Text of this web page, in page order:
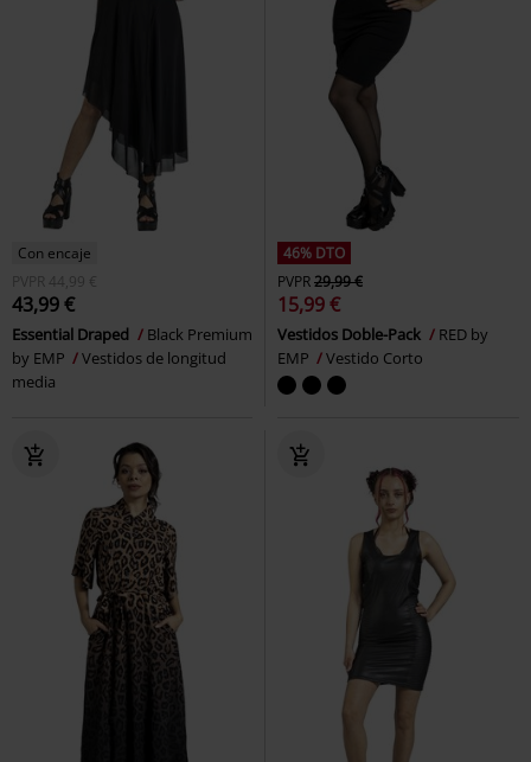
Con encaje
PVPR 44,99 €
43,99 €
Essential Draped
Black Premium
by EMP
Vestidos de longitud
media
46% DTO
PVPR29,99 €
15,99 €
Vestidos Doble-Pack
RED by
EMP
Vestido Corto